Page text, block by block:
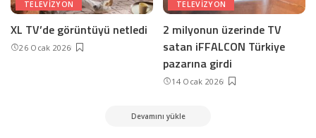
TELEVIZYON
XL TV’de görüntüyü netledi
26 Ocak 2026
TELEVIZYON
2 milyonun üzerinde TV
satan iFFALCON Türkiye
pazarına girdi
14 Ocak 2026
Devamını yükle